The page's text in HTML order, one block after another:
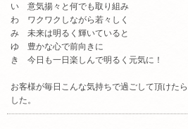
い 意気揚々と何でも取り組み
わ ワクワクしながら若々しく
み 未来は明るく輝いていると
ゆ 豊かな心で前向きに
き 今日も一日楽しんで明るく元気に！
お客様が毎日こんな気持ちで過ごして頂けた
した。